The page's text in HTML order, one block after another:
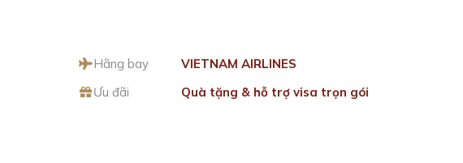
Hãng bay
VIETNAM AIRLINES
Ưu đãi Quà tặng & hỗ trợ visa trọn gói